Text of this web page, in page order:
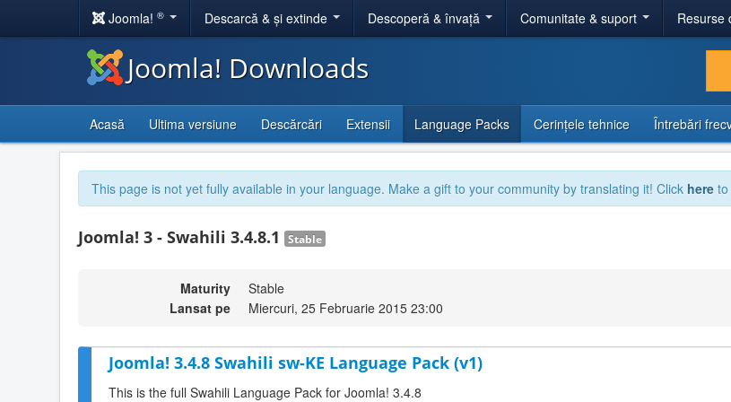
Joomla! ® Descarcă & și extinde Descoperă & învață Comunitate & suport Resurse
Joomla! Downloads
Acasă Ultima versiune Descărcări Extensii Language Packs Cerințele tehnice Întrebări
This page is not yet fully available in your language. Make a gift to your community by translating it! Click here
Joomla! 3 - Swahili 3.4.8.1 Stable
Maturity
Stable
Lansat pe
Miercuri, 25 Februarie 2015 23:00
Joomla! 3.4.8 Swahili sw-KE Language Pack (v1)
This is the full Swahili Language Pack for Joomla! 3.4.8